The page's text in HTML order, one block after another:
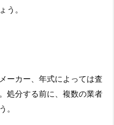
う。
ーカー、年式によっては査
処分する前に、複数の業者
。